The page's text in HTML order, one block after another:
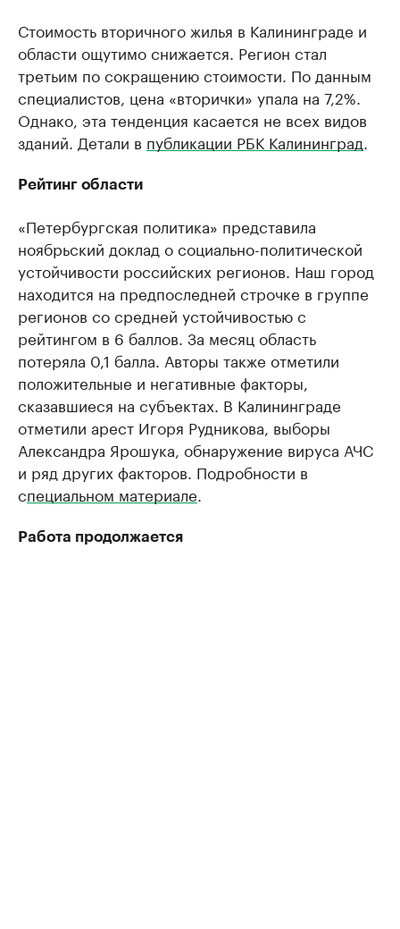
Стоимость вторичного жилья в Калининграде и
области ощутимо снижается. Регион стал
третьим по сокращению стоимости. По данным
специалистов, цена «вторички» упала на 7,2%.
Однако, эта тенденция касается не всех видов
зданий. Детали в публикации РБК Калининград
Рейтинг области
«Петербургская политика» представила
ноябрьский доклад о социально-политической
устойчивости российских регионов. Наш город
находится на предпоследней строчке в группе
регионов со средней устойчивостью с
рейтингом в 6 баллов. За месяц область
потеряла 0,1 балла. Авторы также отметили
положительные и негативные факторы,
сказавшиеся на субъектах. В Калининграде
отметили арест Игоря Рудникова, выборы
Александра Ярошука, обнаружение вируса АЧС
и ряд других факторов. Подробности в
специальном материале
Работа продолжается